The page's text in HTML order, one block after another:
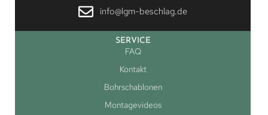
info@lgm-beschlag.de
SERVICE
FAQ
Kontakt
Bohrschablonen
Montagevideos